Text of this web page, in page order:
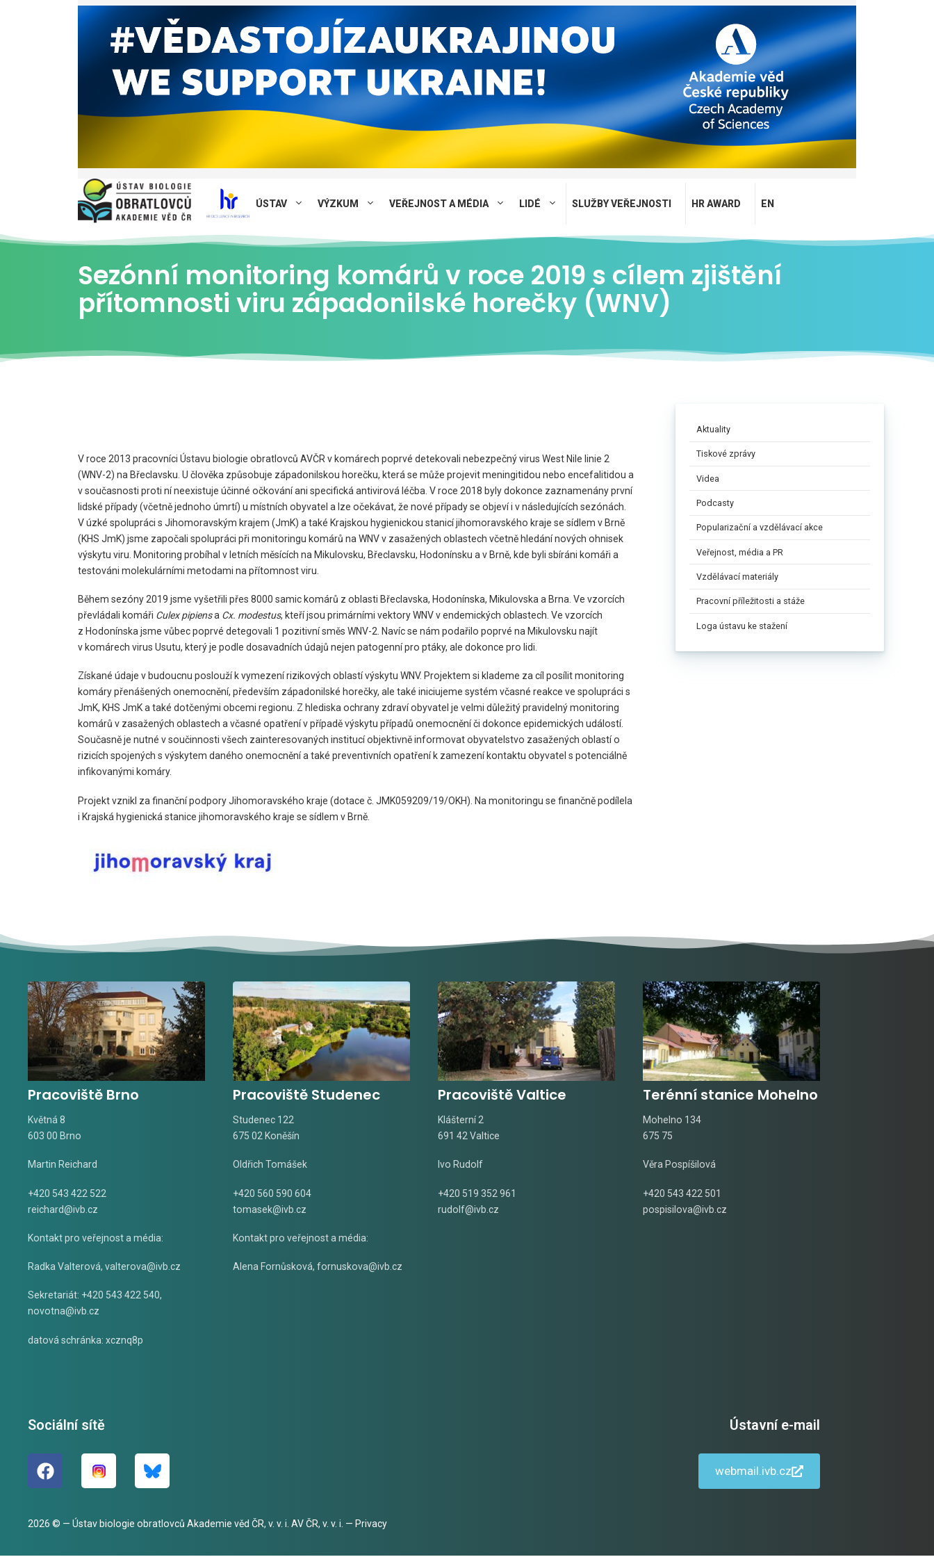
ÚSTAV VÝZKUM VEŘEJNOST A MÉDIA LIDÉ SLUŽBY VEŘEJNOSTI HR AWARD EN
Sezónní monitoring komárů v roce 2019 s cílem zjištění
přítomnosti viru západonilské horečky (WNV)
V roce 2013 pracovníci Ústavu biologie obratlovců AVČR v komárech poprvé detekovali nebezpečný virus West Nile linie 2
(WNV-2) na Břeclavsku. U člověka způsobuje západonilskou horečku, která se může projevit meningitidou nebo encefalitidou a
v současnosti proti ní neexistuje účinné očkování ani specifická antivirová léčba. V roce 2018 byly dokonce zaznamenány první
lidské případy (včetně jednoho úmrtí) u místních obyvatel a lze očekávat, že nové případy se objeví i v následujících sezónách.
V úzké spolupráci s Jihomoravským krajem (JmK) a také Krajskou hygienickou stanicí jihomoravského kraje se sídlem v Brně
(KHS JmK) jsme započali spolupráci při monitoringu komárů na WNV v zasažených oblastech včetně hledání nových ohnisek
výskytu viru. Monitoring probíhal v letních měsících na Mikulovsku, Břeclavsku, Hodonínsku a v Brně, kde byli sbíráni komáři a
testováni molekulárními metodami na přítomnost viru.
Během sezóny 2019 jsme vyšetřili přes 8000 samic komárů z oblasti Břeclavska, Hodonínska, Mikulovska a Brna. Ve vzorcích
převládali komáři Culex pipiensa Cx. modestus, kteří jsou primárními vektory WNV v endemických oblastech. Ve vzorcích
z Hodonínska jsme vůbec poprvé detegovali 1 pozitivní směs WNV-2. Navíc se nám podařilo poprvé na Mikulovsku najít
v komárech virus Usutu, který je podle dosavadních údajů nejen patogenní pro ptáky, ale dokonce pro lidi.
Získané údaje v budoucnu poslouží k vymezení rizikových oblastí výskytu WNV. Projektem si klademe za cíl posílit monitoring
komáry přenášených onemocnění, především západonilské horečky, ale také iniciujeme systém včasné reakce ve spolupráci s
JmK, KHS JmK a také dotčenými obcemi regionu. Z hlediska ochrany zdraví obyvatel je velmi důležitý pravidelný monitoring
komárů v zasažených oblastech a včasné opatření v případě výskytu případů onemocnění či dokonce epidemických událostí.
Současně je nutné v součinnosti všech zainteresovaných institucí objektivně informovat obyvatelstvo zasažených oblastí o
rizicích spojených s výskytem daného onemocnění a také preventivních opatření k zamezení kontaktu obyvatel s potenciálně
infikovanými komáry.
Projekt vznikl za finanční podpory Jihomoravského kraje (dotace č. JMK059209/19/OKH). Na monitoringu se finančně podílela
i Krajská hygienická stanice jihomoravského kraje se sídlem v Brně.
Aktuality
Tiskové zprávy
Videa
Podcasty
Popularizační a vzdělávací akce
Veřejnost, média a PR
Vzdělávací materiály
Pracovní příležitosti a stáže
Loga ústavu ke stažení
Pracoviště Brno
Květná 8
603 00 Brno
Martin Reichard
+420 543 422 522
reichard@ivb.cz
Kontakt pro veřejnost a média:
Radka Valterová, valterova@ivb.cz
Sekretariát: +420 543 422 540,
novotna@ivb.cz
datová schránka: xcznq8p
Pracoviště Studenec
Studenec 122
675 02 Koněšín
Oldřich Tomášek
+420 560 590 604
tomasek@ivb.cz
Kontakt pro veřejnost a média:
Alena Fornůsková, fornuskova@ivb.cz
Pracoviště Valtice
Klášterní 2
691 42 Valtice
Ivo Rudolf
+420 519 352 961
rudolf@ivb.cz
Terénní stanice Mohelno
Mohelno 134
675 75
Věra Pospíšilová
+420 543 422 501
pospisilova@ivb.cz
Sociální sítě Ústavní e-mail
webmail.ivb.cz
2026 © — Ústav biologie obratlovců Akademie věd ČR, v. v. i. AV ČR, v. v. i. — Privacy